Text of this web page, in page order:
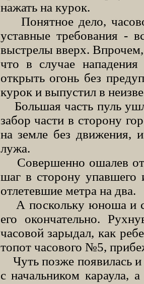
нажать на курок.
Понятное дело,
уставные требования -
выстрелы вверх.
что в случае
открыть огонь без
курок и выпустил в
Большая часть пуль
забор части в сторону
на земле без движения,
лужа.
Совершенно ошалев от
шаг в сторону упавшего
отлетевшие метра на два.
А поскольку юноша и
его окончательно.
часовой зарыдал, как
топот часового №5,
Чуть позже появилась
с начальником караула,